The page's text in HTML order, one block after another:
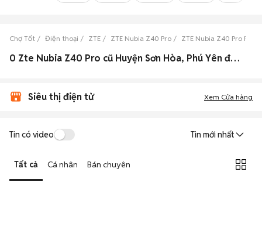
Chợ Tốt Điện thoại ZTE ZTE Nubia Z40 Pro ZTE Nubia Z40 Pro Phú
0 Zte Nubia Z40 Pro cũ Huyện Sơn Hòa, Phú Yên đẹp
Siêu thị điện tử Xem Cửa hàng
Tin có video Tin mới nhất
Tất cả Cá nhân Bán chuyên